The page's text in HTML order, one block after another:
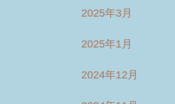
2025年3月
2025年1月
2024年12月